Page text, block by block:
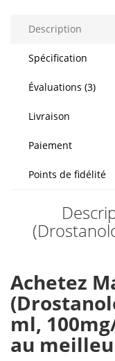
Description
Spécification
Évaluations (3)
Livraison
Paiement
Points de fidélité
Achetez
ml,
au